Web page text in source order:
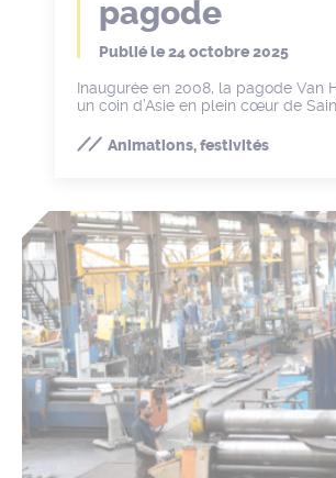
pagode
Publié le24 octobre 2025
Inaugurée en 2008, la pagode Van
un coin d’Asie en plein cœur de
Animations, festivités